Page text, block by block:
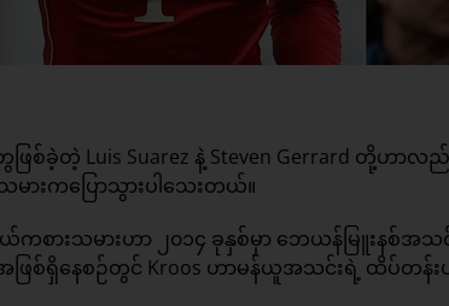
ဖြစ်ခဲ့တဲ့ Luis Suarez နဲ့ Steven Gerrard တို့ဟ
းကပြောသွားပါသေးတယ်။
ကစားသမားဟာ ၂၀၁၄ ခုနှစ်မှာ ဘေယန်မြူးနစ်အ
ြအဖြစ်ရှိနေစဉ်တွင် Kroos ဟာမန်ယူအသင်းရဲ့ ထိပ်တ